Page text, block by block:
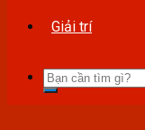
Giải trí